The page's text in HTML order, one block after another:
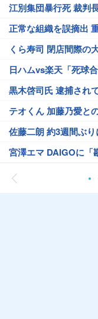
江別集団暴行死 裁判
正常な組織を誤摘出
くら寿司 閉店間際の
日ハムvs楽天「死球
黒木啓司氏 逮捕され
テオくん 加藤乃愛と
佐藤二朗 約3週間ぶ
宮澤エマ DAIGOに「